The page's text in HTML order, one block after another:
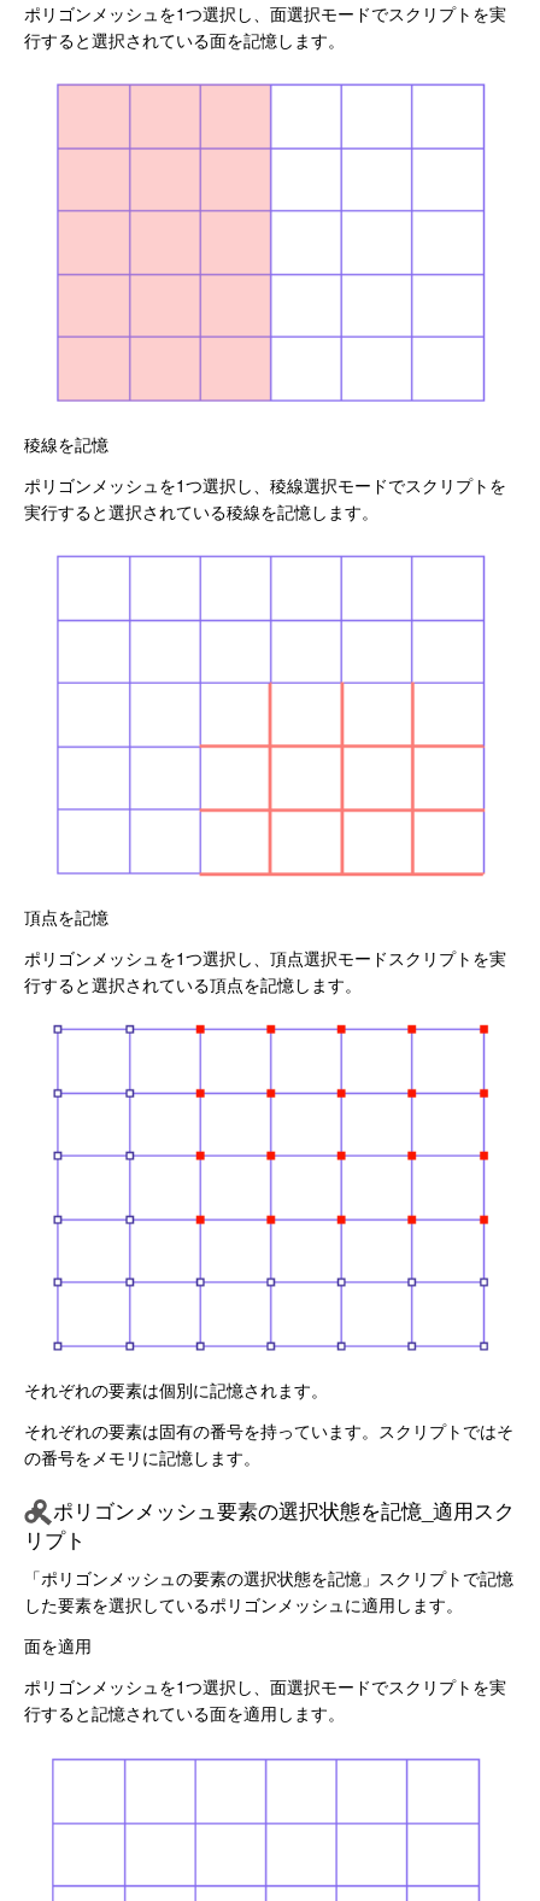
ポリゴンメッシュを1つ選択し、面選択モードでスクリプトを実
行すると選択されている面を記憶します。
稜線を記憶
ポリゴンメッシュを1つ選択し、稜線選択モードでスクリプトを
実行すると選択されている稜線を記憶します。
頂点を記憶
ポリゴンメッシュを1つ選択し、頂点選択モードスクリプトを実
行すると選択されている頂点を記憶します。
それぞれの要素は個別に記憶されます。
それぞれの要素は固有の番号を持っています。スクリプトではそ
の番号をメモリに記憶します。
ポリゴンメッシュ要素の選択状態を記憶_適用スク
リプト
「ポリゴンメッシュの要素の選択状態を記憶」スクリプトで記憶
した要素を選択しているポリゴンメッシュに適用します。
面を適用
ポリゴンメッシュを1つ選択し、面選択モードでスクリプトを実
行すると記憶されている面を適用します。